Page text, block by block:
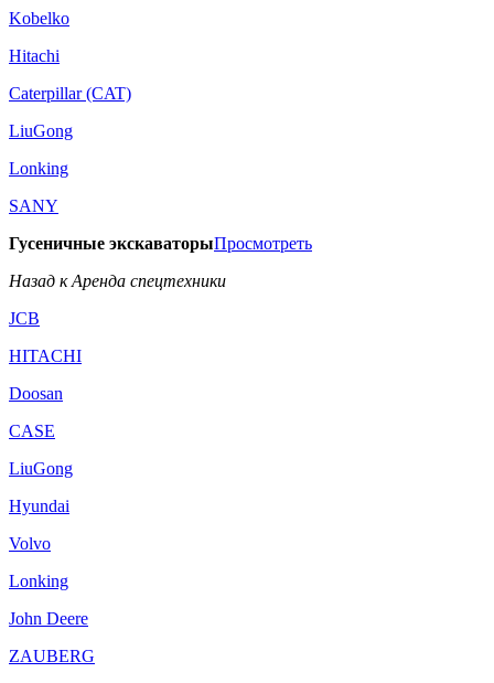
Kobelko
Hitachi
Caterpillar (CAT)
LiuGong
Lonking
SANY
Гусеничные экскаваторыПросмотреть
Назад к Аренда спецтехники
JCB
HITACHI
Doosan
CASE
LiuGong
Hyundai
Volvo
Lonking
John Deere
ZAUBERG